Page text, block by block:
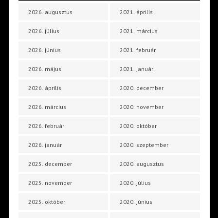
2026. augusztus
2026. július
2026. június
2026. május
2026. április
2026. március
2026. február
2026. január
2025. december
2025. november
2025. október
2021. április
2021. március
2021. február
2021. január
2020. december
2020. november
2020. október
2020. szeptember
2020. augusztus
2020. július
2020. június